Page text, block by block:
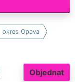
okres Opava
Objednat